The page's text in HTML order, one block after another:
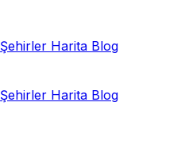
Şehirler Harita Blog
Şehirler Harita Blog